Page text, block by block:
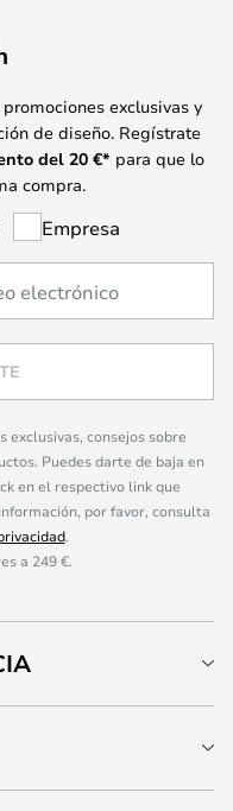
exclusivas y
de diseño. Regístrate
del 20 €* para que lo
compra.
Empresa
consejos sobre
Puedes darte de baja en
en el respectivo link que
por favor, consulta
.
a 249 €.